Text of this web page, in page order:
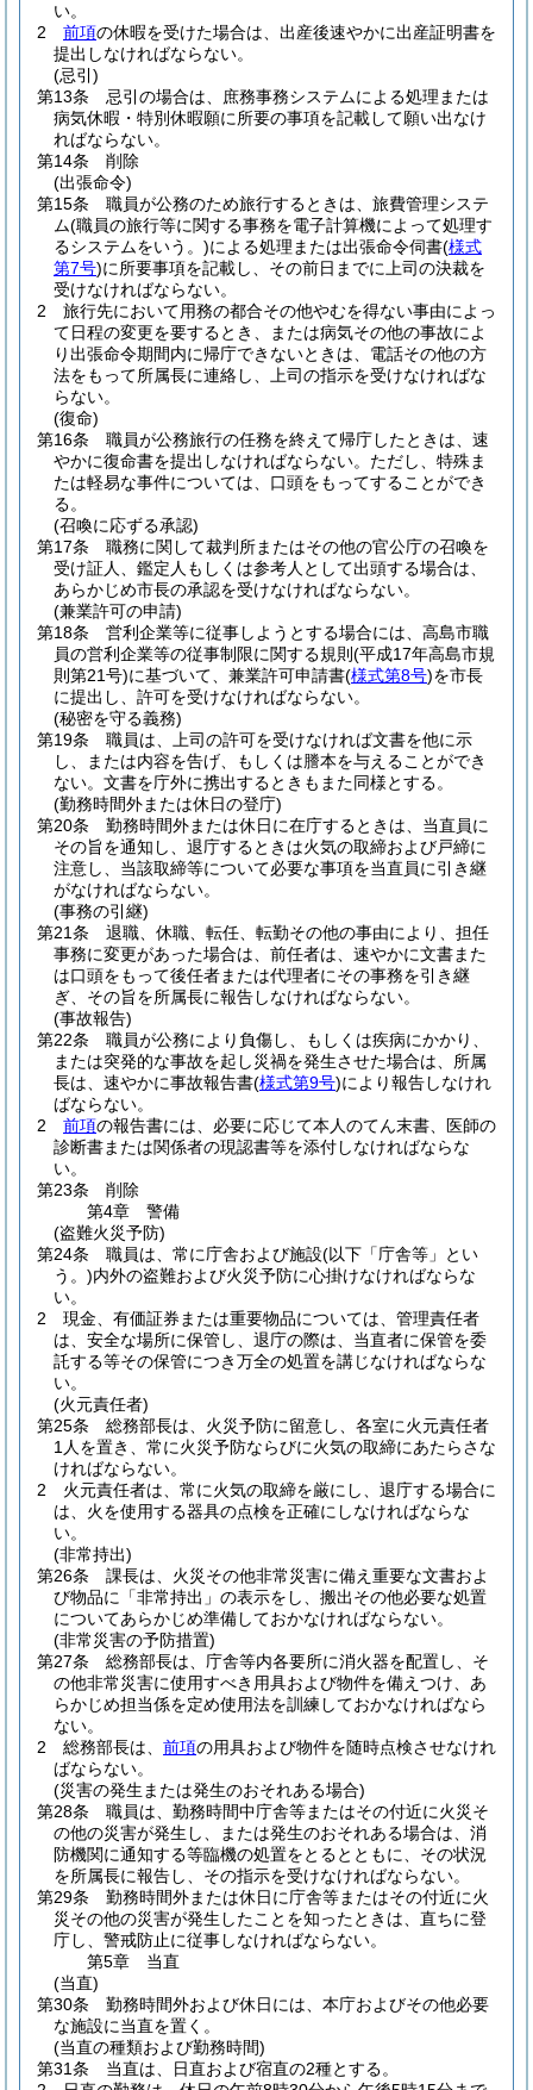
い。
2
前項の休暇を受けた場合は、出産後速やかに出産証明書を
提出しなければならない。
(忌引)
第13条
忌引の場合は、庶務事務システムによる処理または
病気休暇・特別休暇願に所要の事項を記載して願い出なけ
ればならない。
第14条
削除
(出張命令)
第15条
職員が公務のため旅行するときは、旅費管理システ
ム(職員の旅行等に関する事務を電子計算機によって処理す
るシステムをいう。)による処理または出張命令伺書(様式
第7号)に所要事項を記載し、その前日までに上司の決裁を
受けなければならない。
2
旅行先において用務の都合その他やむを得ない事由によっ
て日程の変更を要するとき、または病気その他の事故によ
り出張命令期間内に帰庁できないときは、電話その他の方
法をもって所属長に連絡し、上司の指示を受けなければな
らない。
(復命)
第16条
職員が公務旅行の任務を終えて帰庁したときは、速
やかに復命書を提出しなければならない。 ただし、特殊ま
たは軽易な事件については、口頭をもってすることができ
る。
(召喚に応ずる承認)
第17条
職務に関して裁判所またはその他の官公庁の召喚を
受け証人、鑑定人もしくは参考人として出頭する場合は、
あらかじめ市長の承認を受けなければならない。
(兼業許可の申請)
第18条
営利企業等に従事しようとする場合には、高島市職
員の営利企業等の従事制限に関する規則 (平成17年高島市規
則第21号)に基づいて、兼業許可申請書(様式第8号)を市長
に提出し、許可を受けなければならない。
(秘密を守る義務)
第19条
職員は、上司の許可を受けなければ文書を他に示
し、または内容を告げ、もしくは謄本を与えることができ
ない。 文書を庁外に携出するときもまた同様とする。
(勤務時間外または休日の登庁)
第20条
勤務時間外または休日に在庁するときは、当直員に
その旨を通知し、退庁するときは火気の取締および戸締に
注意し、当該取締等について必要な事項を当直員に引き継
がなければならない。
(事務の引継)
第21条
退職、休職、転任、転勤その他の事由により、担任
事務に変更があった場合は、前任者は、速やかに文書また
は口頭をもって後任者または代理者にその事務を引き継
ぎ、その旨を所属長に報告しなければならない。
(事故報告)
第22条
職員が公務により負傷し、もしくは疾病にかかり、
または突発的な事故を起し災禍を発生させた場合は、所属
長は、速やかに事故報告書(様式第9号)により報告しなけれ
ばならない。
2
前項の報告書には、必要に応じて本人のてん末書、医師の
診断書または関係者の現認書等を添付しなければならな
い。
第23条
削除
第4章
警備
(盗難火災予防)
第24条
職員は、常に庁舎および施設(以下「庁舎等」とい
う。)内外の盗難および火災予防に心掛けなければならな
い。
2
現金、有価証券または重要物品については、管理責任者
は、安全な場所に保管し、退庁の際は、当直者に保管を委
託する等その保管につき万全の処置を講じなければならな
い。
(火元責任者)
第25条
総務部長は、火災予防に留意し、各室に火元責任者
1人を置き、常に火災予防ならびに火気の取締にあたらさな
ければならない。
2
火元責任者は、常に火気の取締を厳にし、退庁する場合に
は、火を使用する器具の点検を正確にしなければならな
い。
(非常持出)
第26条
課長は、火災その他非常災害に備え重要な文書およ
び物品に「非常持出」の表示をし、搬出その他必要な処置
についてあらかじめ準備しておかなければならない。
(非常災害の予防措置)
第27条
総務部長は、庁舎等内各要所に消火器を配置し、そ
の他非常災害に使用すべき用具および物件を備えつけ、あ
らかじめ担当係を定め使用法を訓練しておかなければなら
ない。
2
総務部長は、 前項の用具および物件を随時点検させなけれ
ばならない。
(災害の発生または発生のおそれある場合)
第28条
職員は、勤務時間中庁舎等またはその付近に火災そ
の他の災害が発生し、または発生のおそれある場合は、消
防機関に通知する等臨機の処置をとるとともに、その状況
を所属長に報告し、その指示を受けなければならない。
第29条
勤務時間外または休日に庁舎等またはその付近に火
災その他の災害が発生したことを知ったときは、直ちに登
庁し、警戒防止に従事しなければならない。
第5章
当直
(当直)
第30条
勤務時間外および休日には、本庁およびその他必要
な施設に当直を置く。
(当直の種類および勤務時間)
第31条
当直は、日直および宿直の2種とする。